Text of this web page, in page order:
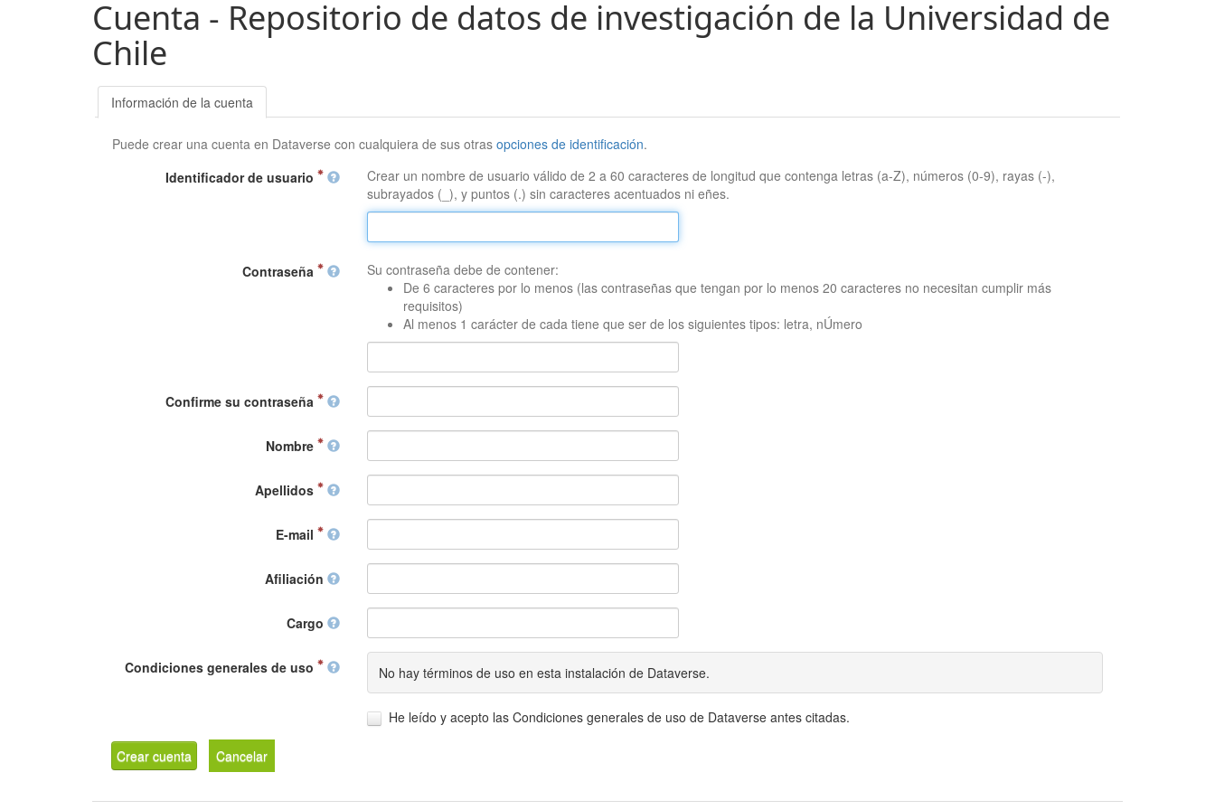
Cuenta - Repositorio de datos de investigación de la Universidad de
Chile
Información de la cuenta
Puede crear una cuenta en Dataverse con cualquiera de sus otrasopciones de identificación.
Identificador de usuario
Crear un nombre de usuario válido de 2 a 60 caracteres de longitud que contenga letras (a-Z), números (0-9), rayas (-),
subrayados (_), y puntos (.) sin caracteres acentuados ni eñes.
Contraseña
Su contraseña debe de contener:
De 6 caracteres por lo menos (las contraseñas que tengan por lo menos 20 caracteres no necesitan cumplir más
requisitos)
Al menos 1 carácter de cada tiene que ser de los siguientes tipos: letra, nÚmero
Confirme su contraseña
Nombre
Apellidos
E-mail
Afiliación
Cargo
Condiciones generales de uso No hay términos de uso en esta instalación de Dataverse.
He leído y acepto las Condiciones generales de uso de Dataverse antes citadas.
Crear cuenta Cancelar